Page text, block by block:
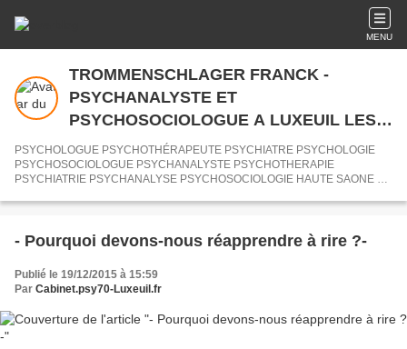
MENU
TROMMENSCHLAGER FRANCK -
PSYCHANALYSTE ET
PSYCHOSOCIOLOGUE A LUXEUIL LES
BAINS (70) LURE VESOUL SAULX SAINT-
LOUP SUR SEMOUSE SAINT-SAUVEUR -
AU CABINET DE PSYCHOLOGUES 70
HAUTE SAONE
PSYCHOLOGUE PSYCHOTHÉRAPEUTE PSYCHIATRE PSYCHOLOGIE
PSYCHOSOCIOLOGUE PSYCHANALYSTE PSYCHOTHERAPIE
PSYCHIATRIE PSYCHANALYSE PSYCHOSOCIOLOGIE HAUTE SAONE 70
LOUP SUR SEMOUSE SAINT-SAUVEUR SAULX VESOUL ROYE 70
- Pourquoi devons-nous réapprendre à rire ?-
Publié le 19/12/2015 à 15:59
Par Cabinet.psy70-Luxeuil.fr